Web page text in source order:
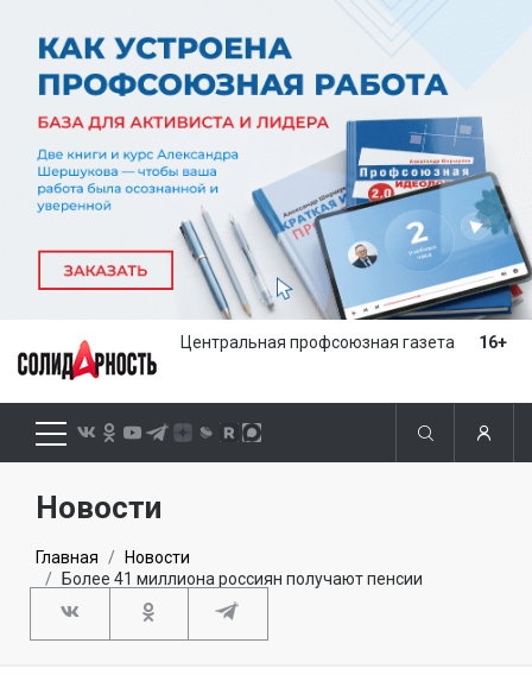
Центральная профсоюзная газета 16+
Новости
Главная
Новости
Более 41 миллиона россиян получают пенсии